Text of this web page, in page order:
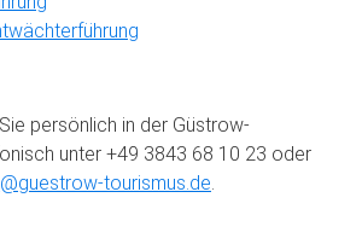
persönlich in der Güstrow-
unter +49 3843 68 10 23 oder
tourismus.de